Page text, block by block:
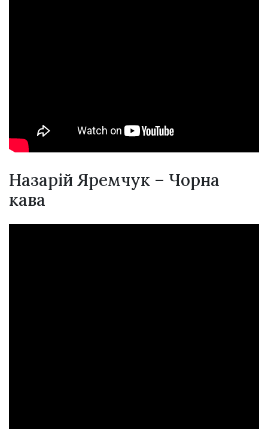
Назарій Яремчук – Чорна
кава